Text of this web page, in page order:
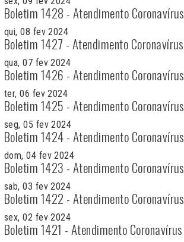
Boletim 1428 - Atendimento Coronavírus
qui, 08 fev 2024
Boletim 1427 - Atendimento Coronavírus
qua, 07 fev 2024
Boletim 1426 - Atendimento Coronavírus
ter, 06 fev 2024
Boletim 1425 - Atendimento Coronavírus
seg, 05 fev 2024
Boletim 1424 - Atendimento Coronavírus
dom, 04 fev 2024
Boletim 1423 - Atendimento Coronavírus
sab, 03 fev 2024
Boletim 1422 - Atendimento Coronavírus
sex, 02 fev 2024
Boletim 1421 - Atendimento Coronavírus